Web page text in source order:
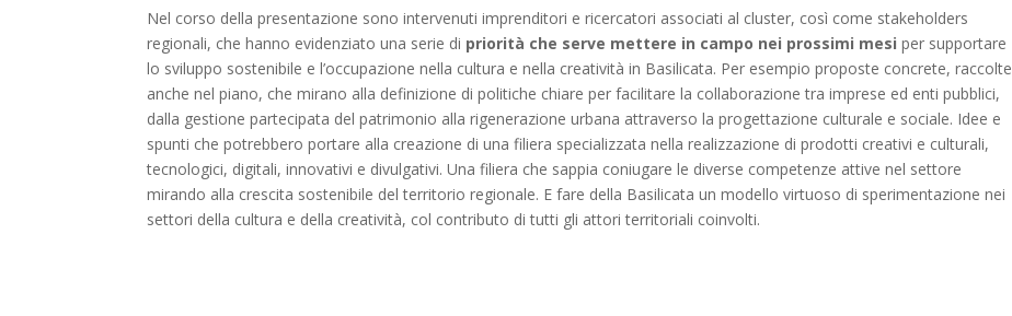
Nel corso della presentazione sono intervenuti imprenditori e ricercatori associati al cluster, così come stakeholders
regionali, che hanno evidenziato una serie di priorità che serve mettere in campo nei prossimi mesi per supportare
lo sviluppo sostenibile e l’occupazione nella cultura e nella creatività in Basilicata. Per esempio proposte concrete, raccolte
anche nel piano, che mirano alla definizione di politiche chiare per facilitare la collaborazione tra imprese ed enti pubblici,
dalla gestione partecipata del patrimonio alla rigenerazione urbana attraverso la progettazione culturale e sociale. Idee e
spunti che potrebbero portare alla creazione di una filiera specializzata nella realizzazione di prodotti creativi e culturali,
tecnologici, digitali, innovativi e divulgativi. Una filiera che sappia coniugare le diverse competenze attive nel settore
mirando alla crescita sostenibile del territorio regionale. E fare della Basilicata un modello virtuoso di sperimentazione nei
settori della cultura e della creatività, col contributo di tutti gli attori territoriali coinvolti.